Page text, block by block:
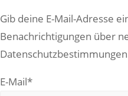
Gib deine E-Mail-Adresse
Benachrichtigungen über
E-Mail*